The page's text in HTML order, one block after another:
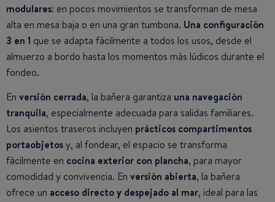
modulares: en pocos movimientos se transforman de mesa
alta en mesa baja o en una gran tumbona. Una configuración
3 en 1 que se adapta fácilmente a todos los usos, desde el
almuerzo a bordo hasta los momentos más lúdicos durante el
fondeo.
En versión cerrada, la bañera garantiza una navegación
tranquila, especialmente adecuada para salidas familiares.
Los asientos traseros incluyen prácticos compartimentos
portaobjetosy, al fondear, el espacio se transforma
fácilmente en cocina exterior con plancha, para mayor
comodidad y convivencia. En versión abierta, la bañera
ofrece un acceso directo y despejado al mar, ideal para las